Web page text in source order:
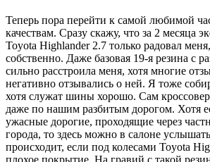
Теперь пора перейти к самой любимой
качествам. Сразу скажу, что за 2 месяца
Toyota Highlander 2.7 только радовал
собственно. Даже базовая 19-я резина с
сильно расстроила меня, хотя многие
негативно отзывались о ней. Я тоже
хотя служат шины хорошо. Сам
даже по нашим разбитым дорогом. Хотя
ужасные дорогие, проходящие через
города, то здесь можно в салоне
происходит, если под колесами Toyota
плохое покрытие. На гравий с такой